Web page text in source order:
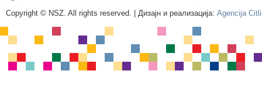
Copyright © NSZ. All rights reserved. | Дизајн и реализација: Agencija